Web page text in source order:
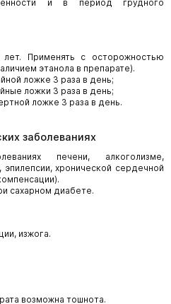
и в период грудного
Применять с осторожностью
этанола в препарате).
ложке 3 раза в день;
ложки 3 раза в день;
ложке 3 раза в день.
заболеваниях
печени, алкоголизме,
эпилепсии, хронической сердечной
сахарном диабете.
изжога.
возможна тошнота.